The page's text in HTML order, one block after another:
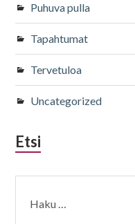
Puhuva pulla
Tapahtumat
Tervetuloa
Uncategorized
Etsi